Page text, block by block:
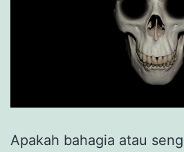
Apakah bahagia atau